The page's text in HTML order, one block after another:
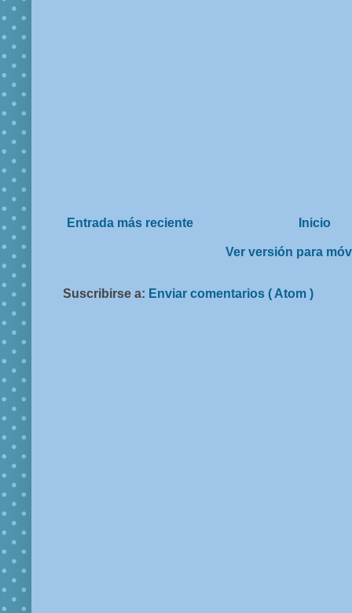
Entrada más reciente Inicio
Ver versión para
Suscribirse a: Enviar comentarios ( Atom )